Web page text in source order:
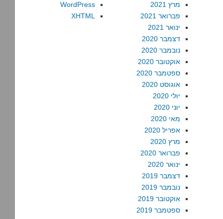
מרץ 2021
פברואר 2021
ינואר 2021
דצמבר 2020
נובמבר 2020
אוקטובר 2020
ספטמבר 2020
אוגוסט 2020
יולי 2020
יוני 2020
מאי 2020
אפריל 2020
מרץ 2020
פברואר 2020
ינואר 2020
דצמבר 2019
נובמבר 2019
אוקטובר 2019
ספטמבר 2019
WordPress
XHTML